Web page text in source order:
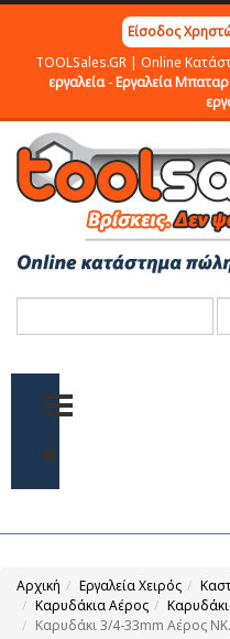
Είσοδος
TOOLSales.GR | Online
εργαλεία-Εργαλεία
TOGGLE
Αρχική Εργαλεία Χειρός
Καρυδάκια Αέρος
Καρυδάκι 3/4-33mm Αέρος